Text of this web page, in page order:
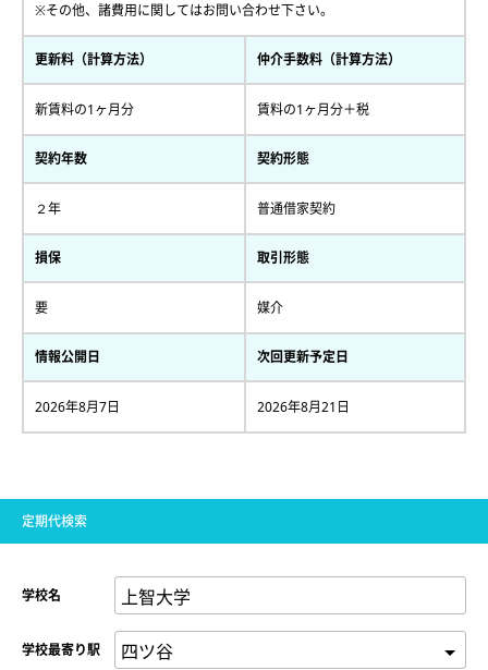
※その他、諸費用に関してはお問い合わせ下さい。
更新料（計算方法）
新賃料の1ヶ月分
仲介手数料（計算方法）
賃料の1ヶ月分＋税
契約年数
２年
契約形態
普通借家契約
損保
要
取引形態
媒介
情報公開日
2026年8月7日
次回更新予定日
2026年8月21日
定期代検索
学校名
学校最寄り駅